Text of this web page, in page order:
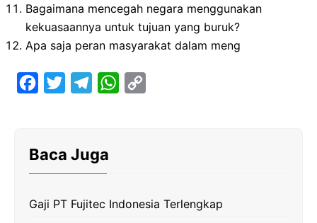
Bagaimana mencegah negara menggunakan
kekuasaannya untuk tujuan yang buruk?
Apa saja peran masyarakat dalam meng
o
g
a
W
p
n
Baca Juga
Gaji PT Fujitec Indonesia Terlengkap